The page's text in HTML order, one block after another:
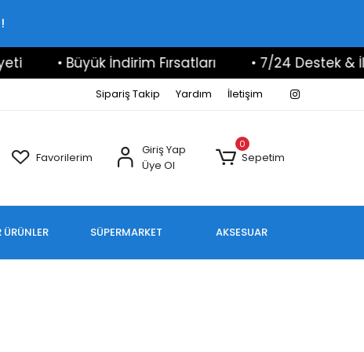
• Büyük İndirim Fırsatları • 7/24 Destek &
Sipariş Takip Yardım İletişim
Favorilerim
Giriş Yap
Üye Ol
0
Sepetim
ÜRÜNLER SÜPERMARKET AKSESUAR